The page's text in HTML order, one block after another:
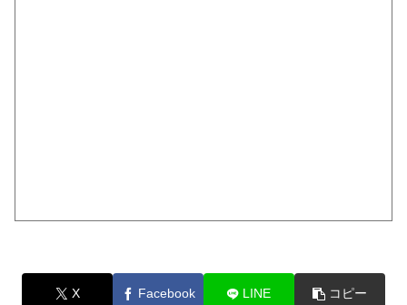
X Facebook LINE コピー